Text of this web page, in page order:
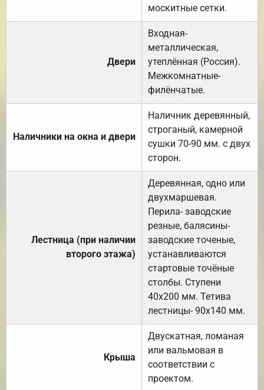
москитные сетки.
Двери
Входная-
металлическая,
утеплённая (Россия).
Межкомнатные-
филёнчатые.
Наличники на окна и двери
Наличник деревянный,
строганый, камерной
сушки 70-90 мм. с двух
сторон.
Лестница (при наличии
второго этажа)
Деревянная, одно или
двухмаршевая.
Перила- заводские
резные, балясины-
заводские точеные,
устанавливаются
стартовые точёные
столбы. Ступени
40х200 мм. Тетива
лестницы- 90х140 мм.
Крыша
Двускатная, ломаная
или вальмовая в
соответствии с
проектом.